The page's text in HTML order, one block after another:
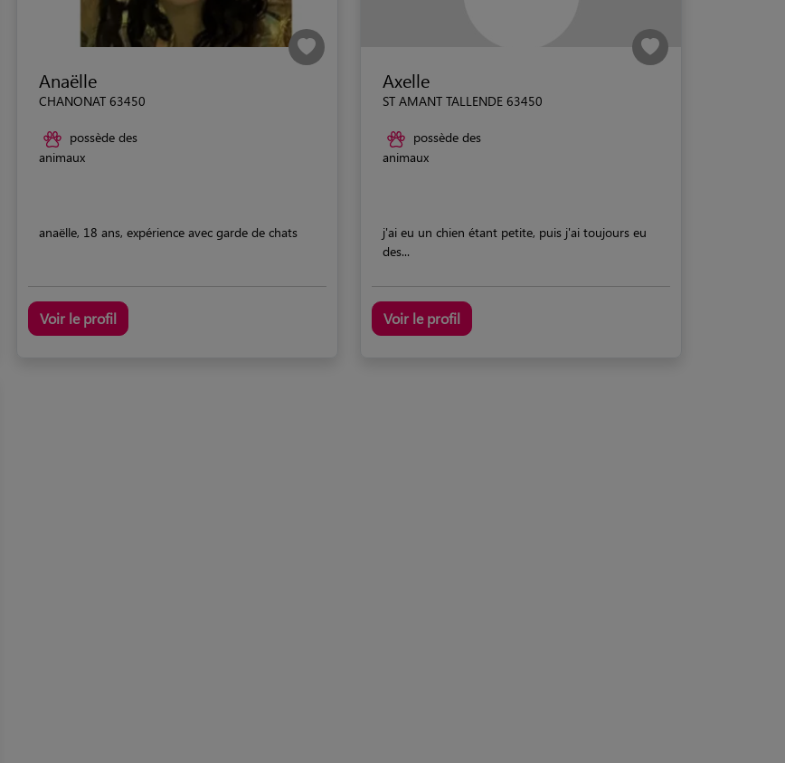
Anaëlle
CHANONAT 63450
possède des
animaux
anaëlle, 18 ans, expérience avec garde de chats
Voir le profil
Axelle
ST AMANT TALLENDE 63450
possède des
animaux
j'ai eu un chien étant petite, puis j'ai toujours eu
des...
Voir le profil